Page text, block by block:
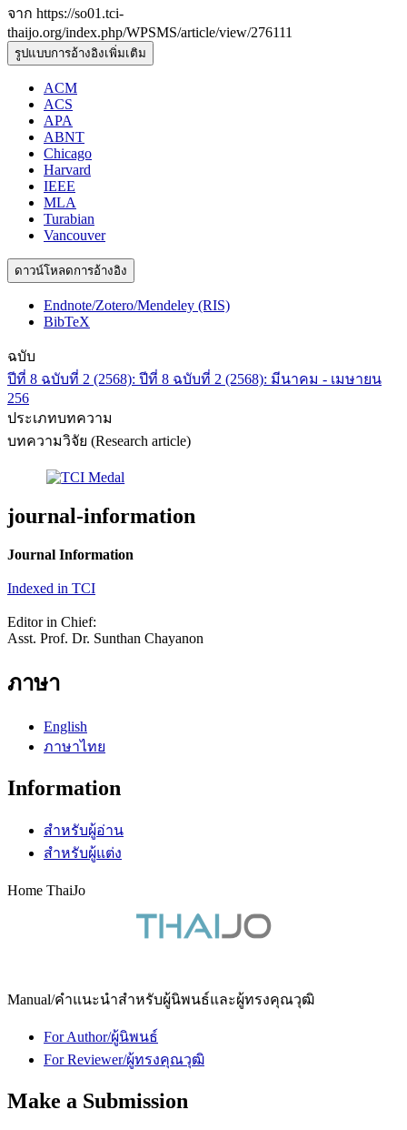
จาก https://so01.tci-
thaijo.org/index.php/WPSMS/article/view/276111
รูปแบบการอ้างอิงเพิ่มเติม
ACM
ACS
APA
ABNT
Chicago
Harvard
IEEE
MLA
Turabian
Vancouver
ดาวน์โหลดการอ้างอิง
Endnote/Zotero/Mendeley (RIS)
BibTeX
ฉบับ
ปีที่ 8 ฉบับที่ 2 (2568): ปีที่ 8 ฉบับที่ 2 (2568): มีนาคม - เมษายน
256
ประเภทบทความ
บทความวิจัย (Research article)
journal-information
Journal Information
Indexed in TCI
Editor in Chief:
Asst. Prof. Dr. Sunthan Chayanon
ภาษา
English
ภาษาไทย
Information
สำหรับผู้อ่าน
สำหรับผู้แต่ง
Home ThaiJo
Manual/คำแนะนำสำหรับผู้นิพนธ์และผู้ทรงคุณวุฒิ
For Author/ผู้นิพนธ์
For Reviewer/ผู้ทรงคุณวุฒิ
Make a Submission